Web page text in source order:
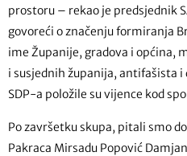
prostoru – rekao je predsjednik
govoreći o značenju formiranja
ime Županije, gradova i općina,
i susjednih županija, antifašista i
SDP-a položile su vijence kod
Po završetku skupa, pitali smo
Pakraca Mirsadu Popović